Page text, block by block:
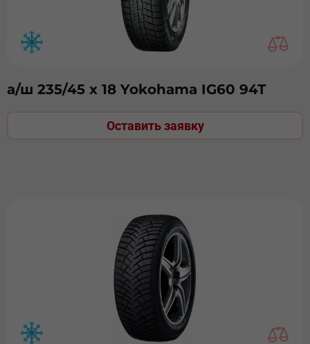
а/ш 235/45 х 18 Yokohama IG60 94T
Оставить заявку